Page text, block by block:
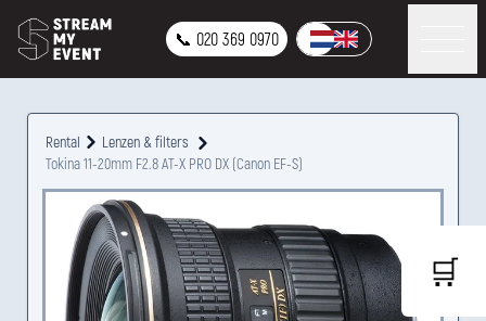
📞 020 369 0970
Rental
Lenzen & filters
Tokina 11-20mm F2.8 AT-X PRO DX (Canon EF-S)
🛒